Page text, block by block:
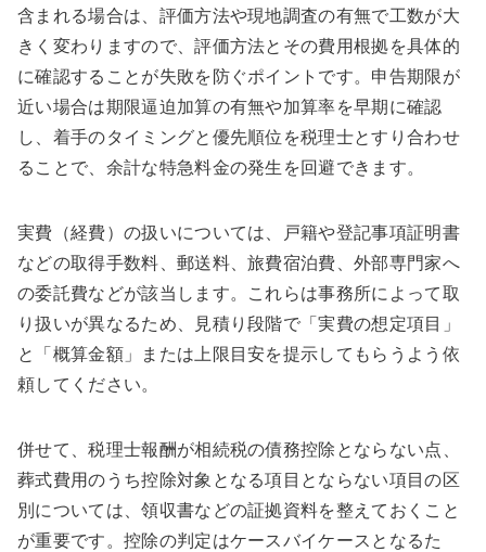
含まれる場合は、評価方法や現地調査の有無で工数が大
きく変わりますので、評価方法とその費用根拠を具体的
に確認することが失敗を防ぐポイントです。申告期限が
近い場合は期限逼迫加算の有無や加算率を早期に確認
し、着手のタイミングと優先順位を税理士とすり合わせ
ることで、余計な特急料金の発生を回避できます。
実費（経費）の扱いについては、戸籍や登記事項証明書
などの取得手数料、郵送料、旅費宿泊費、外部専門家へ
の委託費などが該当します。これらは事務所によって取
り扱いが異なるため、見積り段階で「実費の想定項目」
と「概算金額」または上限目安を提示してもらうよう依
頼してください。
併せて、税理士報酬が相続税の債務控除とならない点、
葬式費用のうち控除対象となる項目とならない項目の区
別については、領収書などの証拠資料を整えておくこと
が重要です。控除の判定はケースバイケースとなるた